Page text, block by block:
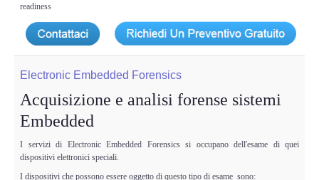
readiness
Electronic Embedded Forensics
Acquisizione e analisi forense sistemi
Embedded
I servizi di Electronic Embedded Forensics si occupano dell'esame di quei
dispositivi elettronici speciali.
I dispositivi che possono essere oggetto di questo tipo di esame sono: